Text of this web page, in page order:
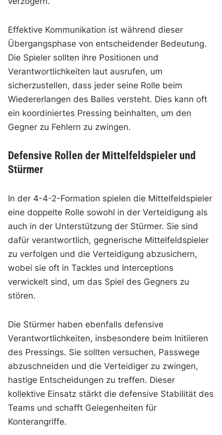
Effektive Kommunikation ist während dieser
Übergangsphase von entscheidender Bedeutung.
Die Spieler sollten ihre Positionen und
Verantwortlichkeiten laut ausrufen, um
sicherzustellen, dass jeder seine Rolle beim
Wiedererlangen des Balles versteht. Dies kann oft
ein koordiniertes Pressing beinhalten, um den
Gegner zu Fehlern zu zwingen.
Defensive Rollen der Mittelfeldspieler und
Stürmer
In der 4-4-2-Formation spielen die Mittelfeldspieler
eine doppelte Rolle sowohl in der Verteidigung als
auch in der Unterstützung der Stürmer. Sie sind
dafür verantwortlich, gegnerische Mittelfeldspieler
zu verfolgen und die Verteidigung abzusichern,
wobei sie oft in Tackles und Interceptions
verwickelt sind, um das Spiel des Gegners zu
stören.
Die Stürmer haben ebenfalls defensive
Verantwortlichkeiten, insbesondere beim Initiieren
des Pressings. Sie sollten versuchen, Passwege
abzuschneiden und die Verteidiger zu zwingen,
hastige Entscheidungen zu treffen. Dieser
kollektive Einsatz stärkt die defensive Stabilität des
Teams und schafft Gelegenheiten für
Konterangriffe.